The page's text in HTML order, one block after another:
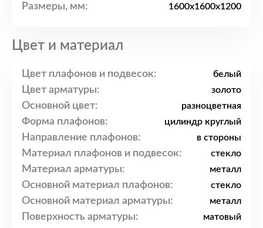
Размеры, мм: 1600x1600x1200
Цвет и материал
Цвет плафонов и подвесок: белый
Цвет арматуры: золото
Основной цвет: разноцветная
Форма плафонов: цилиндр круглый
Направление плафонов: в стороны
Материал плафонов и подвесок: стекло
Материал арматуры: металл
Основной материал плафонов: стекло
Основной материал арматуры: металл
Поверхность арматуры: матовый